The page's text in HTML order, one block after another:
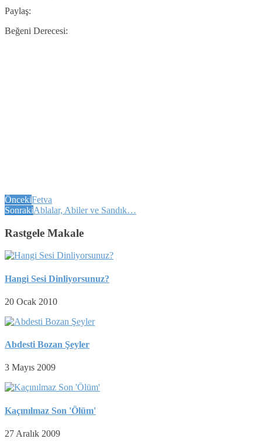
Paylaş:
Beğeni Derecesi:
ÖncekiFetva
SonrakiAblalar, Abiler ve Sandık…
Rastgele Makale
Hangi Sesi Dinliyorsunuz?
20 Ocak 2010
Abdesti Bozan Şeyler
3 Mayıs 2009
Kaçınılmaz Son 'Ölüm'
27 Aralık 2009